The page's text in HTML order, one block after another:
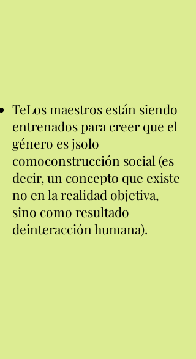
TeLos maestros están siendo
entrenados para creer que el
género es jsolo
comoconstrucción social (es
decir, un concepto que existe
no en la realidad objetiva,
sino como resultado
deinteracción humana).